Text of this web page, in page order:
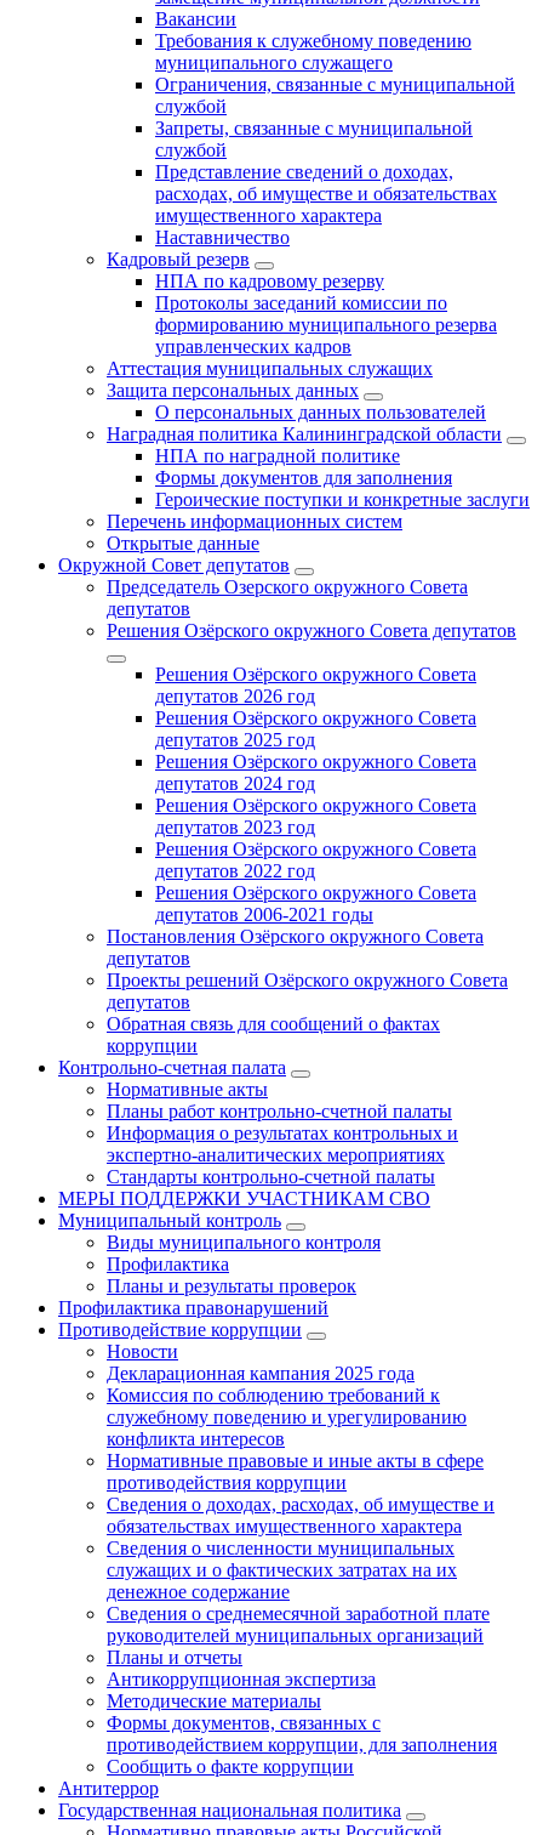
Вакансии
Требования к служебному поведению
муниципального служащего
Ограничения, связанные с муниципальной
службой
Запреты, связанные с муниципальной
службой
Представление сведений о доходах,
расходах, об имуществе и обязательствах
имущественного характера
Наставничество
Кадровый резерв
НПА по кадровому резерву
Протоколы заседаний комиссии по
формированию муниципального резерва
управленческих кадров
Аттестация муниципальных служащих
Защита персональных данных
О персональных данных пользователей
Наградная политика Калининградской области
НПА по наградной политике
Формы документов для заполнения
Героические поступки и конкретные заслуги
Перечень информационных систем
Открытые данные
Окружной Совет депутатов
Председатель Озерского окружного Совета
депутатов
Решения Озёрского окружного Совета депутатов
Решения Озёрского окружного Совета
депутатов 2026 год
Решения Озёрского окружного Совета
депутатов 2025 год
Решения Озёрского окружного Совета
депутатов 2024 год
Решения Озёрского окружного Совета
депутатов 2023 год
Решения Озёрского окружного Совета
депутатов 2022 год
Решения Озёрского окружного Совета
депутатов 2006-2021 годы
Постановления Озёрского окружного Совета
депутатов
Проекты решений Озёрского окружного Совета
депутатов
Обратная связь для сообщений о фактах
коррупции
Контрольно-счетная палата
Нормативные акты
Планы работ контрольно-счетной палаты
Информация о результатах контрольных и
экспертно-аналитических мероприятиях
Стандарты контрольно-счетной палаты
МЕРЫ ПОДДЕРЖКИ УЧАСТНИКАМ СВО
Муниципальный контроль
Виды муниципального контроля
Профилактика
Планы и результаты проверок
Профилактика правонарушений
Противодействие коррупции
Новости
Декларационная кампания 2025 года
Комиссия по соблюдению требований к
служебному поведению и урегулированию
конфликта интересов
Нормативные правовые и иные акты в сфере
противодействия коррупции
Сведения о доходах, расходах, об имуществе и
обязательствах имущественного характера
Сведения о численности муниципальных
служащих и о фактических затратах на их
денежное содержание
Сведения о среднемесячной заработной плате
руководителей муниципальных организаций
Планы и отчеты
Антикоррупционная экспертиза
Методические материалы
Формы документов, связанных с
противодействием коррупции, для заполнения
Сообщить о факте коррупции
Антитеррор
Государственная национальная политика